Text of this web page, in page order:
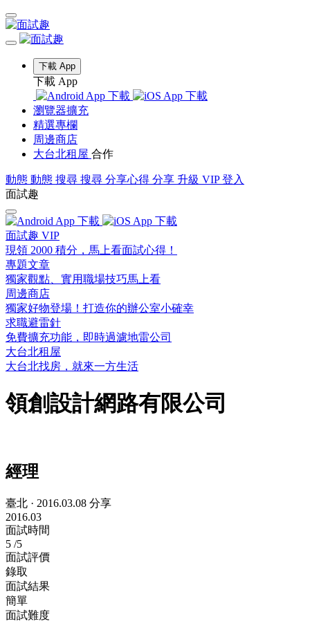
下載 App
下載 App
瀏覽器擴充
精選專欄
周邊商店
大台北租屋 合作
動態 動態 搜尋 搜尋 分享心得 分享 升級 VIP 登入
面試趣
面試趣 VIP
現領 2000 積分，馬上看面試心得！
專題文章
獨家觀點、實用職場技巧馬上看
周邊商店
獨家好物登場！打造你的辦公室小確幸
求職避雷針
免費擴充功能，即時過濾地雷公司
大台北租屋
大台北找房，就來一方生活
領創設計網路有限公司
經理
臺北 · 2016.03.08 分享
2016.03
面試時間
5 /5
面試評價
錄取
面試結果
簡單
面試難度